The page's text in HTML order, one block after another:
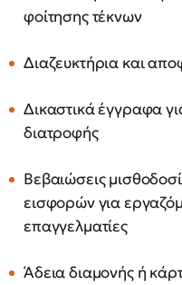
φοίτησης τέκνων
Διαζευκτήρια και
Δικαστικά έγγραφα
διατροφής
Βεβαιώσεις
εισφορών για
επαγγελματίες
Άδεια διαμονής ή